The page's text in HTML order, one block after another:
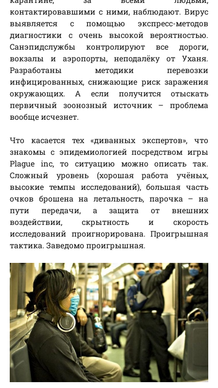
контактировавшими с ними, наблюдают. Вирус
выявляется с помощью экспресс-методов
диагностики с очень высокой вероятностью.
Санэпидслужбы контролируют все дороги,
вокзалы и аэропорты, неподалёку от Уханя.
Разработаны методики перевозки
инфицированных, снижающие риск заражения
окружающих. А если получится отыскать
первичный зоонозный источник – проблема
вообще исчезнет.
Что касается тех «диванных экспертов», что
знакомы с эпидемиологией посредством игры
Plague inс, то ситуацию можно описать так.
Сложный уровень (хорошая работа учёных,
высокие темпы исследований), большая часть
очков брошена на летальность, парочка – на
пути передачи, а защита от внешних
воздействии, скрытность и скорость
исследований проигнорирована. Проигрышная
тактика. Заведомо проигрышная.